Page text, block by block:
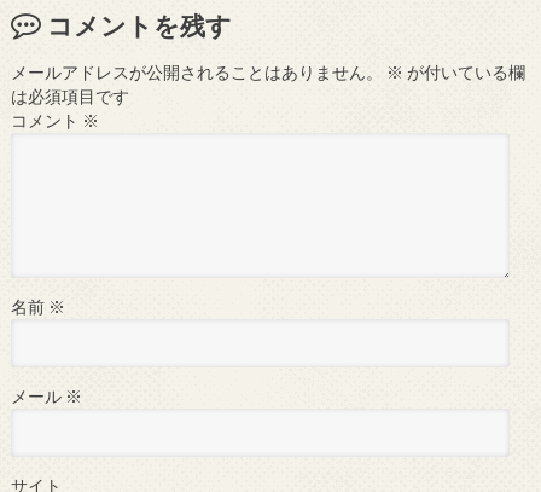
コメントを残す
メールアドレスが公開されることはありません。 ※ が付いている欄
は必須項目です
コメント ※
名前 ※
メール ※
サイト